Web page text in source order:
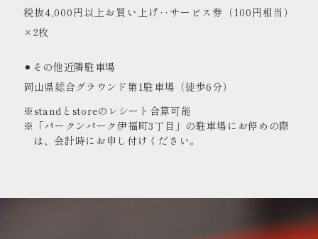
税抜4,000円以上お買い上げ‥サービス券（100円相当）
×2枚
⚫︎その他近隣駐車場
岡山県総合グラウンド第1駐車場（徒歩6分）
※standとstoreのレシート合算可能
※「パークンパーク伊福町3丁目」の駐車場にお停めの際
は、会計時にお申し付けください。